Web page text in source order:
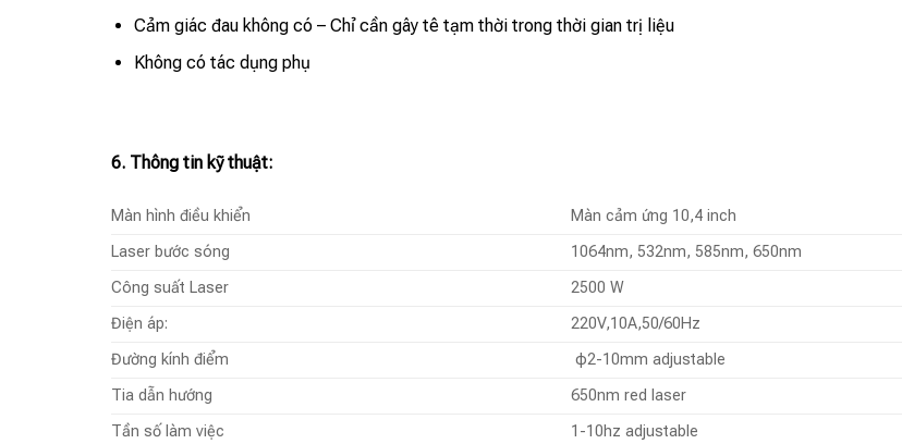
Cảm giác đau không có – Chỉ cần gây tê tạm thời trong thời gian trị liệu
Không có tác dụng phụ
6. Thông tin kỹ thuật:
Màn hình điều khiển
Màn cảm ứng 10,4 inch
Laser bước sóng
1064nm, 532nm, 585nm, 650nm
Công suất Laser
2500 W
Điện áp:
220V,10A,50/60Hz
Đường kính điểm
φ2-10mm adjustable
Tia dẫn hướng
650nm red laser
Tần số làm việc
1-10hz adjustable